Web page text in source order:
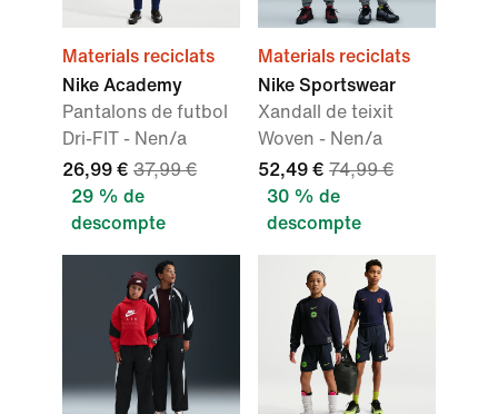
Materials reciclats
Nike Academy
Pantalons de futbol
Dri-FIT - Nen/a
26,99 € 37,99 €
29 % de
descompte
Materials reciclats
Nike Sportswear
Xandall de teixit
Woven - Nen/a
52,49 € 74,99 €
30 % de
descompte